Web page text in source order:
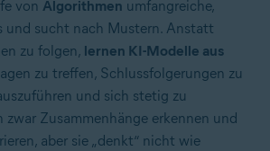
von Algorithmen umfangreiche,
und sucht nach Mustern. Anstatt
zu folgen, lernen KI-Modelle aus
zu treffen, Schlussfolgerungen zu
und sich stetig zu
zwar Zusammenhänge erkennen und
aber sie „denkt“ nicht wie